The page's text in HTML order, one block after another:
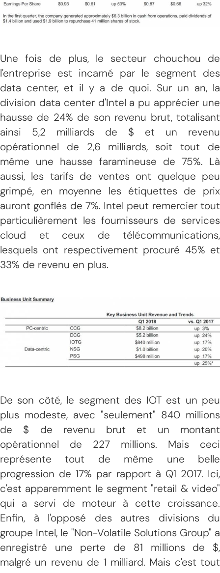
Une fois de plus, le secteur chouchou de
l'entreprise est incarné par le segment des
data center, et il y a de quoi. Sur un an, la
division data center d'Intel a pu apprécier une
hausse de 24% de son revenu brut, totalisant
ainsi 5,2 milliards de $ et un revenu
opérationnel de 2,6 milliards, soit tout de
même une hausse faramineuse de 75%. Là
aussi, les tarifs de ventes ont quelque peu
grimpé, en moyenne les étiquettes de prix
auront gonflés de 7%. Intel peut remercier tout
particulièrement les fournisseurs de services
cloud et ceux de télécommunications,
lesquels ont respectivement procuré 45% et
33% de revenu en plus.
De son côté, le segment des IOT est un peu
plus modeste, avec "seulement" 840 millions
de $ de revenu brut et un montant
opérationnel de 227 millions. Mais ceci
représente tout de même une belle
progression de 17% par rapport à Q1 2017. Ici,
c'est apparemment le segment "retail & video"
qui a servi de moteur à cette croissance.
Enfin, à l'opposé des autres divisions du
groupe Intel, le "Non-Volatile Solutions Group" a
enregistré une perte de 81 millions de $,
malgré un revenu de 1 milliard. Mais c'est tout